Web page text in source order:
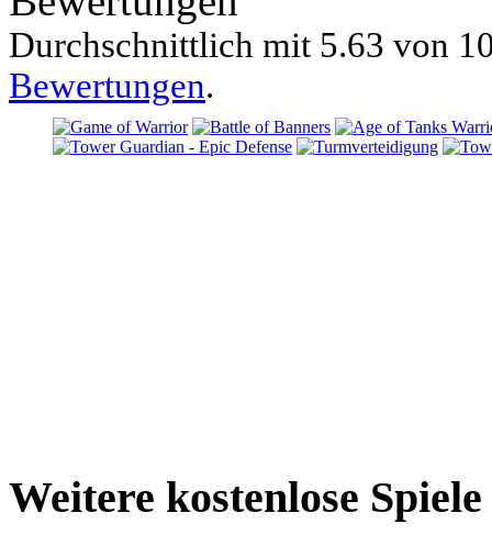
Durchschnittlich mit 5.63 von
Bewertungen.
Weitere kostenlose